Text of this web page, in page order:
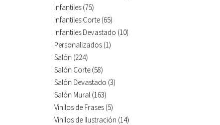
Infantiles (75)
Infantiles Corte (65)
Infantiles Devastado (10)
Personalizados (1)
Salón (224)
Salón Corte (58)
Salón Devastado (3)
Salón Mural (163)
Vinilos de Frases (5)
Vinilos de Ilustración (14)